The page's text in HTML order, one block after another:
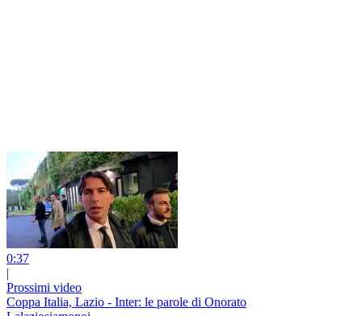
0:37
|
Prossimi video
Coppa Italia, Lazio - Inter: le parole di Onorato